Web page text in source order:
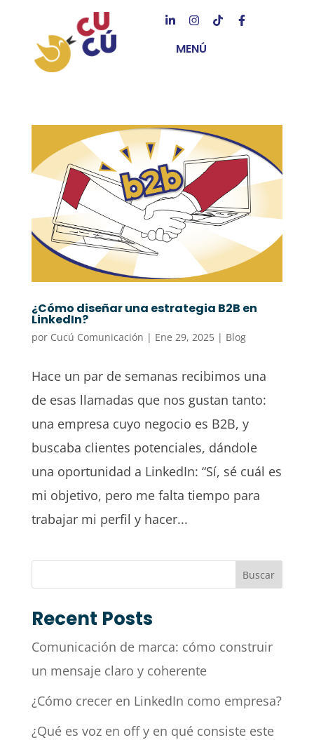
MENÚ
¿Cómo diseñar una estrategia B2B en
LinkedIn?
por Cucú Comunicación | Ene 29, 2025| Blog
Hace un par de semanas recibimos una
de esas llamadas que nos gustan tanto:
una empresa cuyo negocio es B2B, y
buscaba clientes potenciales, dándole
una oportunidad a LinkedIn: “Sí, sé cuál es
mi objetivo, pero me falta tiempo para
trabajar mi perfil y hacer...
Buscar
Recent Posts
Comunicación de marca: cómo construir
un mensaje claro y coherente
¿Cómo crecer en LinkedIn como empresa?
¿Qué es voz en off y en qué consiste este